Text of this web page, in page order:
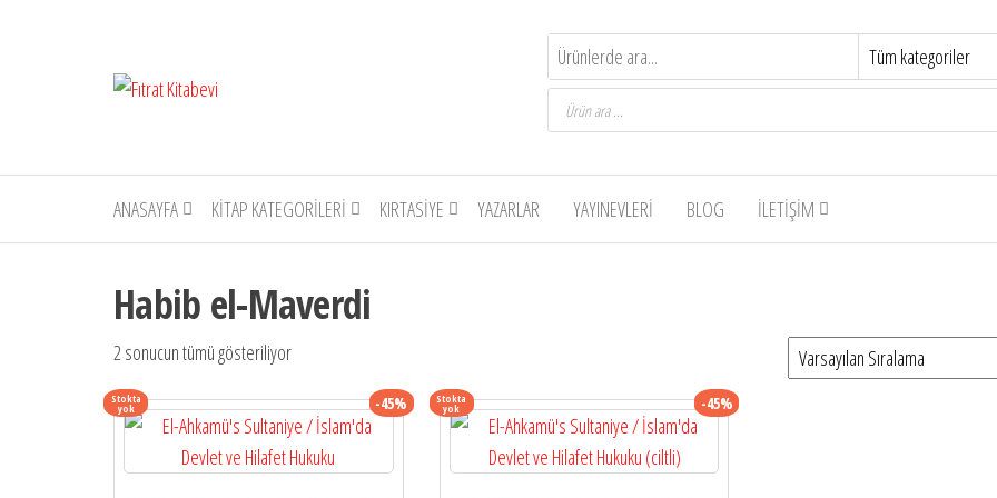
Products
search
ANASAYFA KITAP KATEGORILERI KIRTASIYE YAZARLAR YAYINEVLERI BLOG İLETIŞIM
Habib el-Maverdi
2 sonucun tümü gösteriliyor
Stokta
yok -45% Stokta
yok -45%